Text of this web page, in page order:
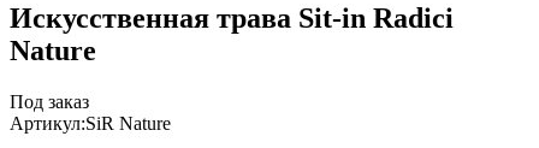
Искусственная трава Sit-in Radici
Nature
Под заказ
Артикул:SiR Nature